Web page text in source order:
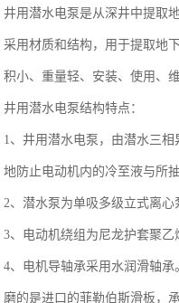
井用潜水电泵是从深井中提取
采用材质和结构，用于提取地
积小、重量轻、安装、使用、
井用潜水电泵结构特点：
1、井用潜水电泵，由潜水三
地防止电动机内的冷至液与所
2、潜水泵为单吸多级立式离
3、电动机绕组为尼龙护套聚乙
4、电机导轴承采用水润滑轴
磨的是进口的菲勒伯斯滑板，